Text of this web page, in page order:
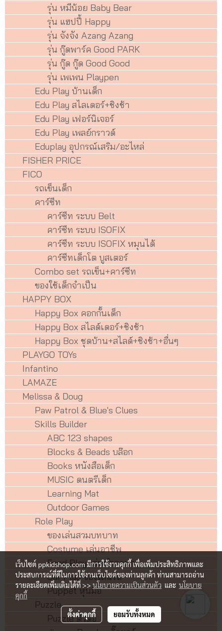
รุ่น หมีน้อย Baby Bear
รุ่น แฮปปี้ Happy
รุ่น จังจัง Azang Azang
รุ่น กู๊ดพาร์ค Good PARK
รุ่น กู๊ด กู๊ด Good Good
รุ่น เพเพน Playpen
Edu Play บ้านเด็ก
Edu Play สไลเดอร์+ชิงช้า
Edu Play เฟอร์นิเจอร์
Edu Play เพลย์กราวด์
Eduplay อุปกรณ์เสริม/อะไหล่
FISHER PRICE
FICO
รถเข็นเด็ก
คาร์ซีท
คาร์ซีท ระบบ Belt
คาร์ซีท ระบบ ISOFIX
คาร์ซีท ระบบ ISOFIX หมุนได้
คาร์ซีทเด็กโต บูสเตอร์
Combo set รถเข็น+คาร์ซีท
ของใช้เด็กจำเป็น
HAPPY BOX
Happy Box คอกกั้นเด็ก
Happy Box สไลด์เดอร์+ชิงช้า
Happy Box ชุดบ้าน+สไลด์+ชิงช้า+อื่นๆ
PLAYGO TOYs
Infantino
LAMAZE
Melissa & Doug
Paw Patrol & Blue's Clues
Skills Builder
ABC 123 shapes
Blocks & Beads บล๊อก
Books หนังสือเด็ก
MUSIC ดนตรีเด็ก
Learning Mat
Outdoor Games
Role Play
ของเล่นสวมบทบาท
Costume เล่นอาชีพ
Food Play เล่นทำอาหาร
Car Play ของเล่นรถ
Puppet หุ่นมือ
Puzzle
Puzzle ตัวต่อ
เว็บไซต์ ppkidshop.com มีการใช้งานคุกกี้ เพื่อเพิ่มประสิทธิภาพและ
ประสบการณ์ที่ดีในการใช้งานเว็บไซต์ของท่านลูกค้า ท่านสามารถอ่าน
รายละเอียดเพิ่มเติมได้ที่ >> นโยบายความเป็นส่วนตัว และ นโยบาย
คุกกี้
ตั้งค่าคุกกี้ ยอมรับทั้งหมด